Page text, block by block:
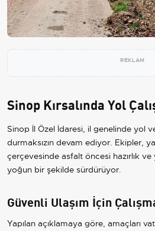
REKLAM
Sinop Kırsalında Yol
Sinop İl Özel İdaresi, il genelinde yol
durmaksızın devam ediyor. Ekipler,
çerçevesinde asfalt öncesi hazırlık ve
yoğun bir şekilde sürdürüyor.
Güvenli Ulaşım İçin
Yapılan açıklamaya göre, amaçları